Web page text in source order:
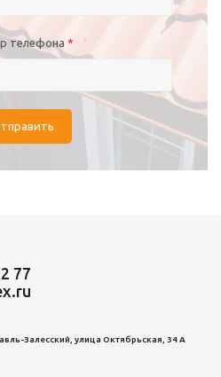
телефона *
77
Залесский, улица Октябрьская, 34 А